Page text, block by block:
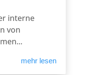
interne
von
mehr lesen